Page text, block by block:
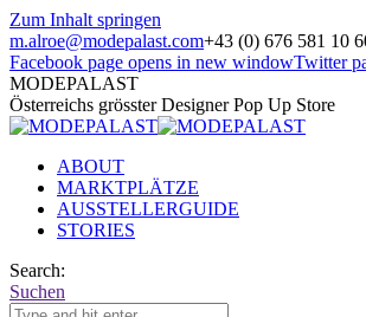
Zum Inhalt springen
m.alroe@modepalast.com+43 (0) 676 581 10
Facebook page opens in new windowTwitter
MODEPALAST
Österreichs grösster Designer Pop Up Store
ABOUT
MARKTPLÄTZE
AUSSTELLERGUIDE
STORIES
Search:
Suchen